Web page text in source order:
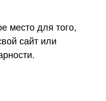
место для того,
сайт или